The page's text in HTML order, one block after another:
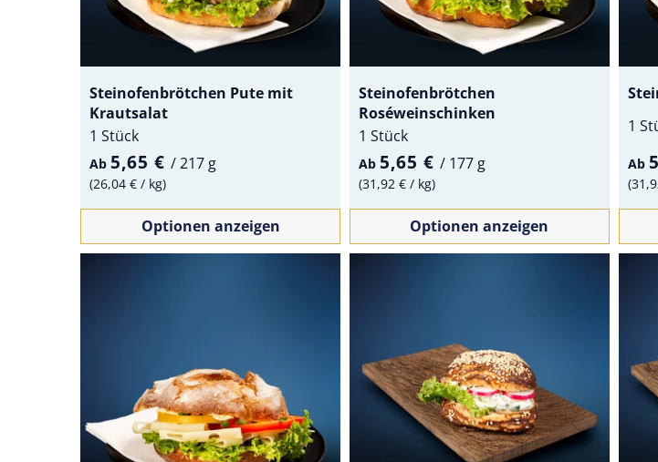
Steinofenbrötchen Pute mit
Krautsalat
1 Stück
Ab 5,65 €/217 g
26,04 €/ kg
Optionen anzeigen
Steinofenbrötchen
Roséweinschinken
1 Stück
Ab 5,65 € / 177 g
31,92 € / kg
Optionen anzeigen
1
Ab